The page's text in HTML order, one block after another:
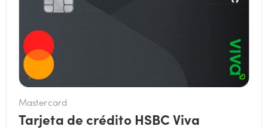
Mastercard
Tarjeta de crédito HSBC Viva